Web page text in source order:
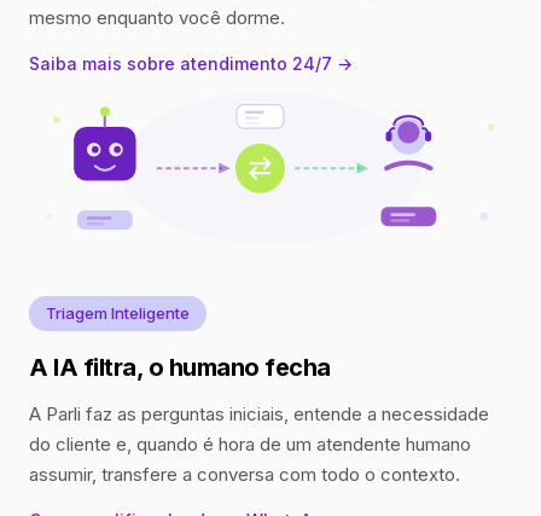
mesmo enquanto você dorme.
Saiba mais sobre atendimento 24/7 →
Triagem Inteligente
A IA filtra, o humano fecha
A Parli faz as perguntas iniciais, entende a necessidade
do cliente e, quando é hora de um atendente humano
assumir, transfere a conversa com todo o contexto.